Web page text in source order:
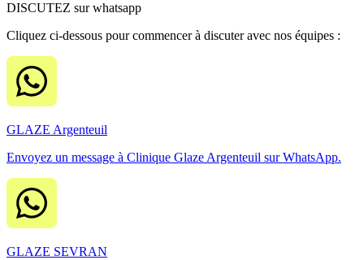
DISCUTEZ sur whatsapp
Cliquez ci-dessous pour commencer à discuter avec nos équipes :
GLAZE Argenteuil
Envoyez un message à Clinique Glaze Argenteuil sur WhatsApp.
GLAZE SEVRAN